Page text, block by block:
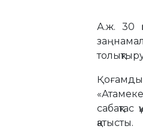
А.ж. 30
қатысты.